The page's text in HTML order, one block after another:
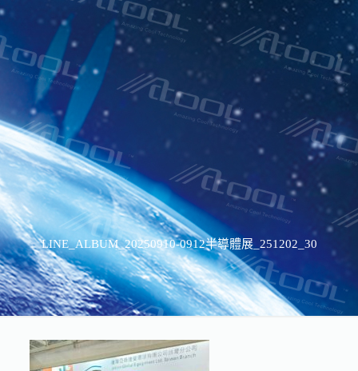
LINE_ALBUM_20250910-0912半導體展_251202_30